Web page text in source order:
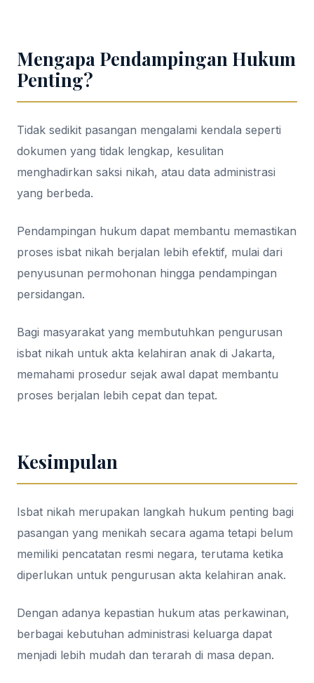
Mengapa Pendampingan Hukum
Penting?
Tidak sedikit pasangan mengalami kendala seperti
dokumen yang tidak lengkap, kesulitan
menghadirkan saksi nikah, atau data administrasi
yang berbeda.
Pendampingan hukum dapat membantu memastikan
proses isbat nikah berjalan lebih efektif, mulai dari
penyusunan permohonan hingga pendampingan
persidangan.
Bagi masyarakat yang membutuhkan pengurusan
isbat nikah untuk akta kelahiran anak di Jakarta,
memahami prosedur sejak awal dapat membantu
proses berjalan lebih cepat dan tepat.
Kesimpulan
Isbat nikah merupakan langkah hukum penting bagi
pasangan yang menikah secara agama tetapi belum
memiliki pencatatan resmi negara, terutama ketika
diperlukan untuk pengurusan akta kelahiran anak.
Dengan adanya kepastian hukum atas perkawinan,
berbagai kebutuhan administrasi keluarga dapat
menjadi lebih mudah dan terarah di masa depan.